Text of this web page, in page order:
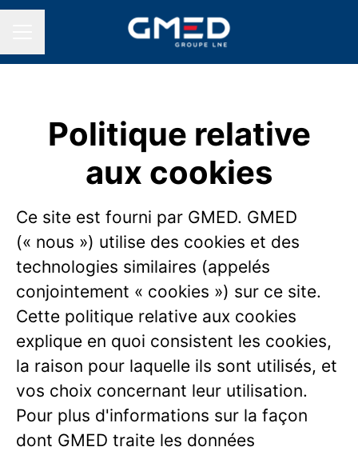
Politique relative
aux cookies
Ce site est fourni par GMED. GMED
(« nous ») utilise des cookies et des
technologies similaires (appelés
conjointement « cookies ») sur ce site.
Cette politique relative aux cookies
explique en quoi consistent les cookies,
la raison pour laquelle ils sont utilisés, et
vos choix concernant leur utilisation.
Pour plus d'informations sur la façon
dont GMED traite les données